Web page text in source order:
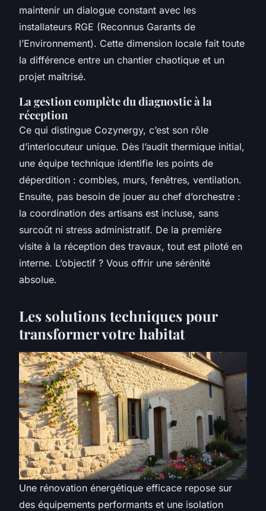
maintenir un dialogue constant avec les
installateurs RGE (Reconnus Garants de
l’Environnement). Cette dimension locale fait toute
la différence entre un chantier chaotique et un
projet maîtrisé.
La gestion complète du diagnostic à la
réception
Ce qui distingue Cozynergy, c’est son rôle
d’interlocuteur unique. Dès l’audit thermique initial,
une équipe technique identifie les points de
déperdition : combles, murs, fenêtres, ventilation.
Ensuite, pas besoin de jouer au chef d’orchestre :
la coordination des artisans est incluse, sans
surcoût ni stress administratif. De la première
visite à la réception des travaux, tout est piloté en
interne. L’objectif ? Vous offrir une sérénité
absolue.
Les solutions techniques pour
transformer votre habitat
Une rénovation énergétique efficace repose sur
des équipements performants et une isolation